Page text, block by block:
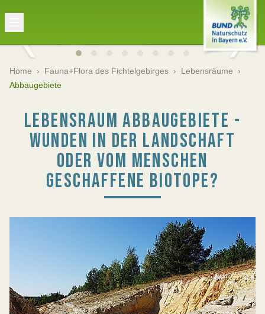
Home › Fauna+Flora des Fichtelgebirges › Lebensräume ›
Abbaugebiete
LEBENSRAUM ABBAUGEBIETE -
WUNDEN IN DER LANDSCHAFT
ODER VOM MENSCHEN
GESCHAFFENE BIOTOPE?